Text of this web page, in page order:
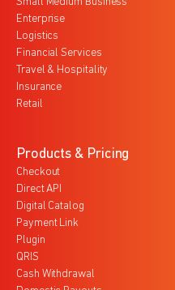
Enterprise
Logistics
Financial Services
Travel & Hospitality
Insurance
Retail
Products & Pricing
Checkout
Direct API
Digital Catalog
Payment Link
Plugin
QRIS
Cash Withdrawal